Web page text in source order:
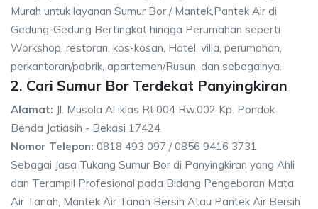
Murah untuk layanan Sumur Bor / Mantek,Pantek Air di
Gedung-Gedung Bertingkat hingga Perumahan seperti
Workshop, restoran, kos-kosan, Hotel, villa, perumahan,
perkantoran/pabrik, apartemen/Rusun, dan sebagainya.
2. Cari Sumur Bor Terdekat Panyingkiran
Alamat: Jl. Musola Al iklas Rt.004 Rw.002 Kp. Pondok
Benda Jatiasih - Bekasi 17424
Nomor Telepon: 0818 493 097 / 0856 9416 3731
Sebagai Jasa Tukang Sumur Bor di Panyingkiran yang Ahli
dan Terampil Profesional pada Bidang Pengeboran Mata
Air Tanah, Mantek Air Tanah Bersih Atau Pantek Air Bersih